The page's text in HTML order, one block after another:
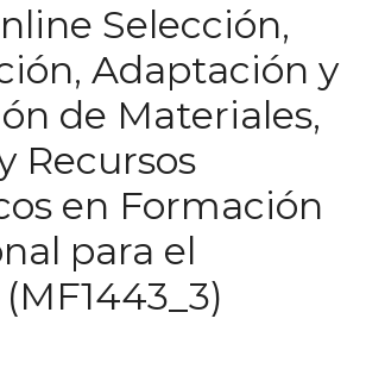
Selección,
Adaptación y
de Materiales,
Recursos
en Formación
para el